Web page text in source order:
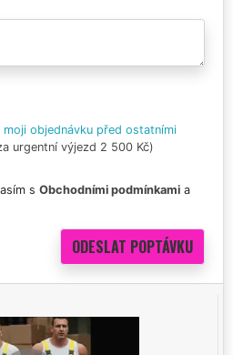
objednávku před ostatními
urgentní výjezd 2 500 Kč)
s Obchodními podmínkami a